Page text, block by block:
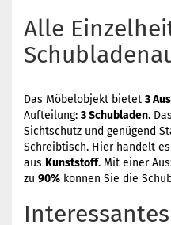
Alle
Das Möbelobjekt bietet 3
Aufteilung: 3 Schubladen.
Sichtschutz und genügend
Schreibtisch. Hier handelt
aus Kunststoff. Mit einer
zu 90% können Sie die